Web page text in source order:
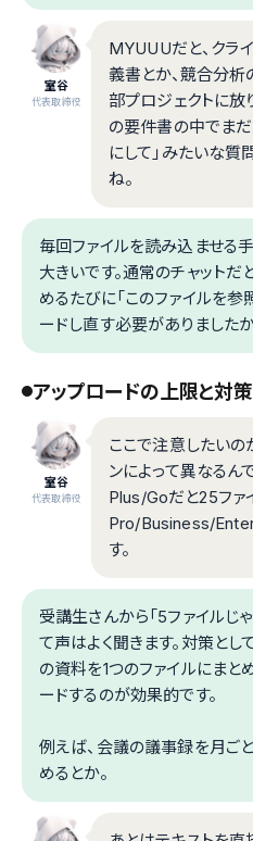
室谷
代表取締役
MYUUUだと、クラ
義書とか、競合分析
部プロジェクトに放
の要件書の中でま
にして」みたいな質
ね。
毎回ファイルを読み込ませる
大きいです。通常のチャットだ
めるたびに「このファイルを参
ードし直す必要がありましたか
アップロードの上限と対策
室谷
代表取締役
ここで注意したいの
ンによって異なるん
Plus/Goだと25ファ
Pro/Business/
す。
受講生さんから「5ファイルじ
て声はよく聞きます。対策とし
の資料を1つのファイルにまと
ードするのが効果的です。
例えば、会議の議事録を月ご
めるとか。